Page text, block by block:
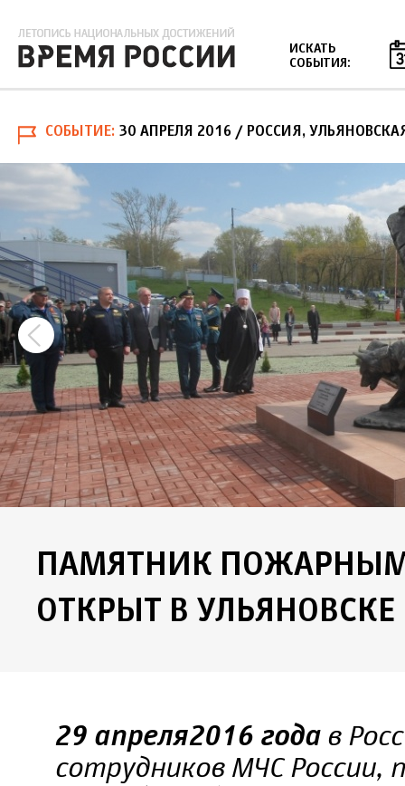
ИСКАТЬ
СОБЫТИЯ:
СОБЫТИЕ 30 АПРЕЛЯ 2016 / РОССИЯ,
ПАМЯТНИК
ОТКРЫТ В УЛЬЯНОВСКЕ
29 апреля 2016 годав
сотрудников МЧС России,